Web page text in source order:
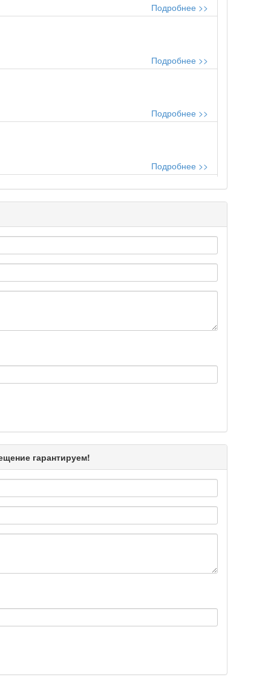
Подробнее >>
Подробнее >>
Подробнее >>
Подробнее >>
Подробнее >>
Подробнее >>
Подробнее >>
гарантируем!